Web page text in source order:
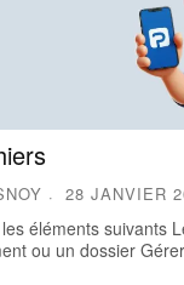
28 JANVIER
éléments suivants
ou un dossier